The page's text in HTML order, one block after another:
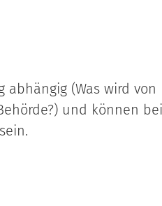
abhängig (Was wird
und können